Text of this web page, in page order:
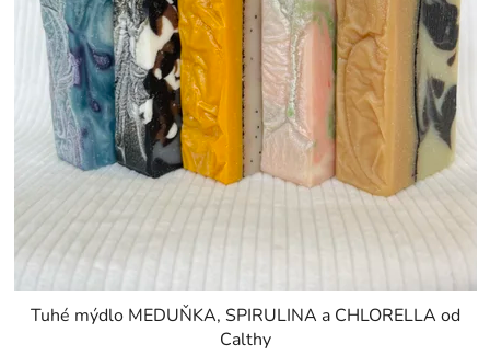
Tuhé mýdlo MEDUŇKA, SPIRULINA a CHLORELLA od
Calthy